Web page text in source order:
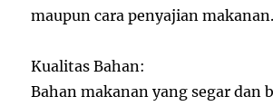
maupun cara penyajian makanan.
Kualitas Bahan:
Bahan makanan yang segar dan